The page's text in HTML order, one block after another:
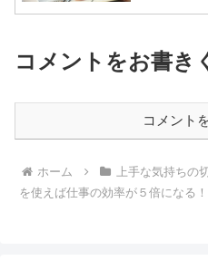
コメントをお書き
コメント
ホーム 上手な気持ちの
を使えば仕事の効率が５倍になる